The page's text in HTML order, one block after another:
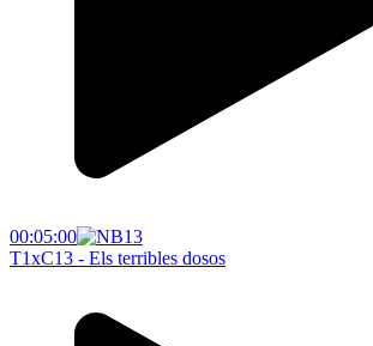
00:05:00
T1xC13 - Els terribles dosos